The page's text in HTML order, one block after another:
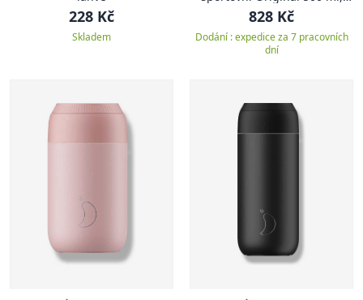
228 Kč
Skladem
zelená
828 Kč
Dodání : expedice za 7 pracovních
dní